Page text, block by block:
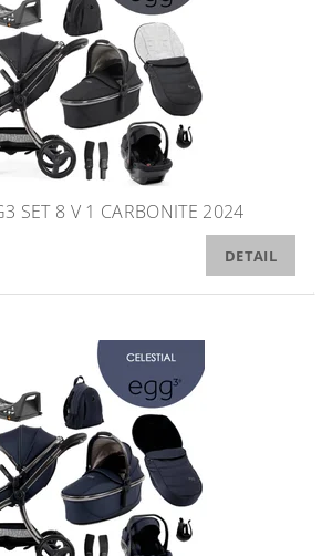
SET 8 V 1 CARBONITE 2024
DETAIL